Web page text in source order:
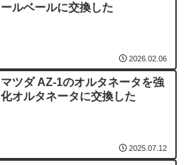
ールベールに交換した
2026.02.06
マツダ AZ-1のオルタネータを強
化オルタネータに交換した
2025.07.12